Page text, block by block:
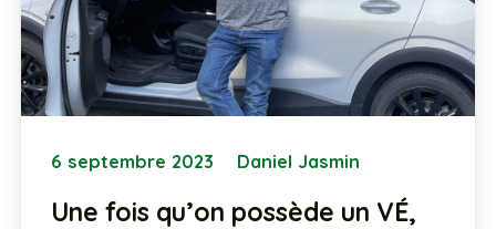
6 septembre 2023 Daniel Jasmin
Une fois qu’on possède un VÉ,